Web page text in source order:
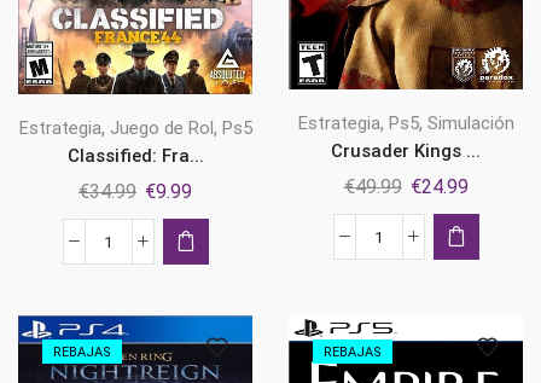
Estrategia, Juego de Rol , Ps5
Classified: Fra...
€34.99 El
precio
original
€9.99
precio
actual
Classified:
'44
Ps5
cantidad
Estrategia, Ps5, Simulación
Crusader Kings ...
€49.99 El
precio
original
€24.99El
precio
Crusader
Ps5
cantidad
REBAJAS REBAJAS